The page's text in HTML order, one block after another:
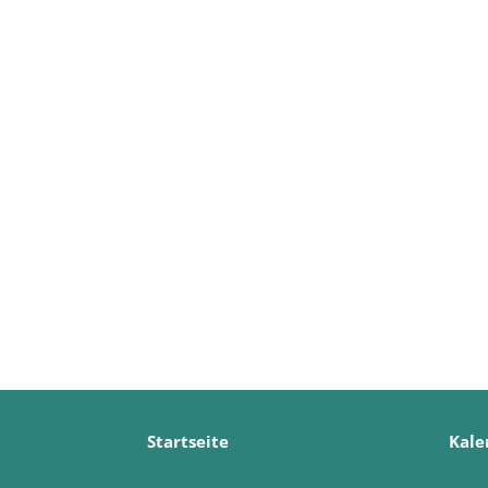
Startseite